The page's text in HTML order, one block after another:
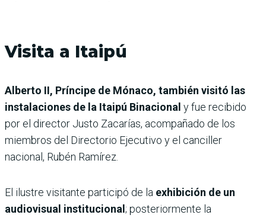
Visita a Itaipú
Alberto II, Príncipe de Mónaco, también visitó las
instalaciones de la Itaipú Binacional y fue recibido
por el director Justo Zacarías, acompañado de los
miembros del Directorio Ejecutivo y el canciller
nacional, Rubén Ramírez.
El ilustre visitante participó de la exhibición de un
audiovisual institucional; posteriormente la